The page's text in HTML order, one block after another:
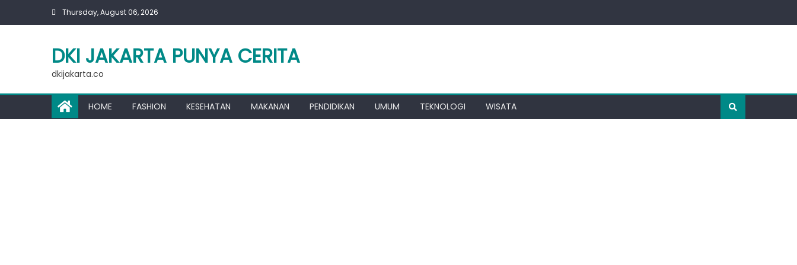
Thursday, August 06, 2026
DKI JAKARTA PUNYA CERITA
dkijakarta.co
HOME FASHION KESEHATAN MAKANAN PENDIDIKAN UMUM TEKNOLOGI WISATA